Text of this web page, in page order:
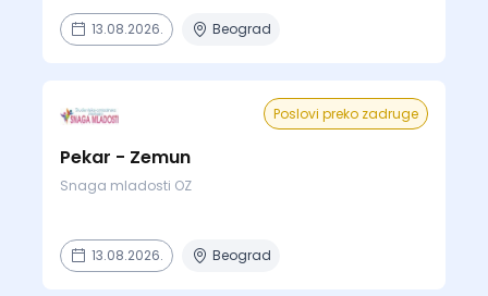
13.08.2026. Beograd
Poslovi preko zadruge
Pekar - Zemun
Snaga mladosti OZ
13.08.2026. Beograd